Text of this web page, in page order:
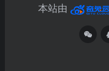
本站由